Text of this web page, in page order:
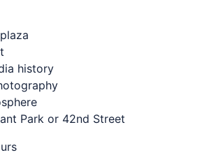
history
Park or 42nd Street